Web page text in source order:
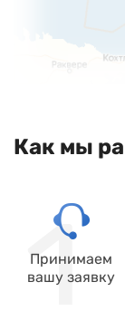
Как мы
Принимаем
вашу заявку